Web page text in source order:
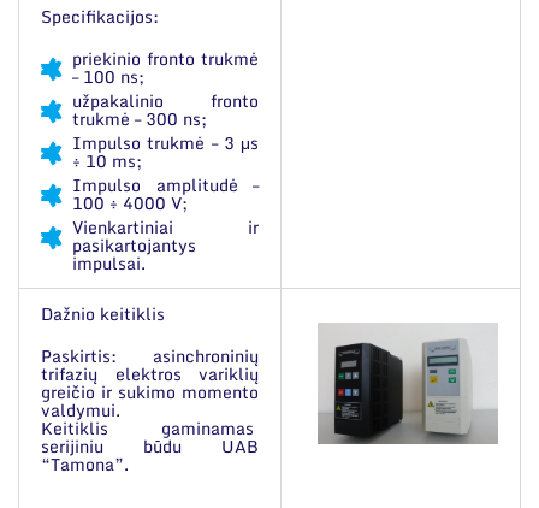
Specifikacijos:
priekinio fronto trukmė
– 100 ns;
užpakalinio fronto
trukmė – 300 ns;
Impulso trukmė – 3 μs
÷ 10 ms;
Impulso amplitudė –
100 ÷ 4000 V;
Vienkartiniai ir
pasikartojantys
impulsai.
Dažnio keitiklis
Paskirtis: asinchroninių
trifazių elektros variklių
greičio ir sukimo momento
valdymui.
Keitiklis gaminamas
serijiniu būdu UAB
“Tamona”.